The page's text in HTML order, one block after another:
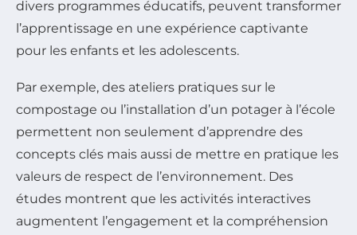
divers programmes éducatifs, peuvent transformer
l’apprentissage en une expérience captivante
pour les enfants et les adolescents.
Par exemple, des ateliers pratiques sur le
compostage ou l’installation d’un potager à l’école
permettent non seulement d’apprendre des
concepts clés mais aussi de mettre en pratique les
valeurs de respect de l’environnement. Des
études montrent que les activités interactives
augmentent l’engagement et la compréhension